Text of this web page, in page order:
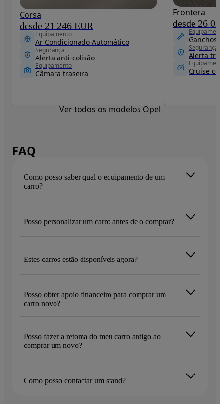
Corsa
desde 21 246 EUR
Equipamento
Ar Condicionado Automático
Segurança
Alerta anti-colisão
Equipamento
Câmara traseira
Frontera
desde 26
Segurança
Alerta
Cruise
Ver todos os modelos Opel
FAQ
Como posso saber qual o equipamento de um
carro?
Posso personalizar um carro antes de o comprar?
Estes carros estão disponíveis agora?
Posso obter apoio financeiro para comprar um
carro novo?
Posso fazer a retoma do meu carro antigo ao
comprar um novo?
Como posso contactar um stand?